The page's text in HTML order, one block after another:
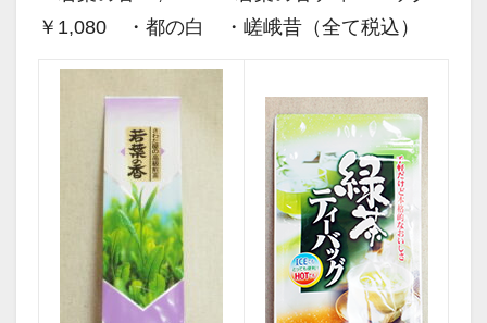
￥1,080 ・都の白 ・嵯峨昔（全て税込）